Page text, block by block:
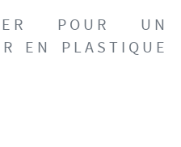
POUR UN
EN PLASTIQUE